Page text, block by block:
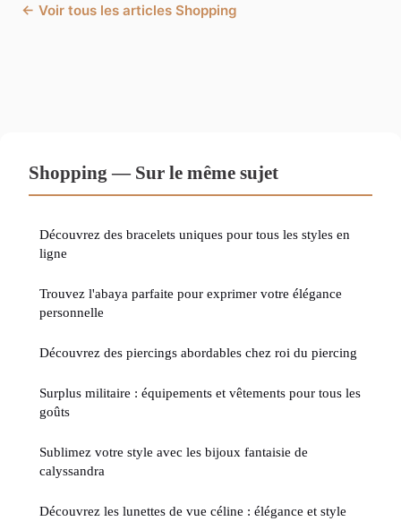
← Voir tous les articles Shopping
Shopping — Sur le même sujet
Découvrez des bracelets uniques pour tous les styles en
ligne
Trouvez l'abaya parfaite pour exprimer votre élégance
personnelle
Découvrez des piercings abordables chez roi du piercing
Surplus militaire : équipements et vêtements pour tous les
goûts
Sublimez votre style avec les bijoux fantaisie de
calyssandra
Découvrez les lunettes de vue céline : élégance et style